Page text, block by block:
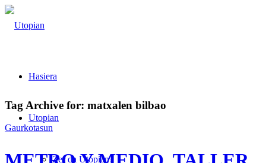
Hasiera
Utopian
Zer da Utopian?
Tag Archive for: matxalen bilbao
Gaurkotasun